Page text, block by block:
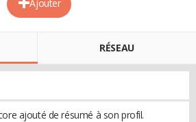
Ajouter
RÉSEAU
ajouté de résumé à son profil.